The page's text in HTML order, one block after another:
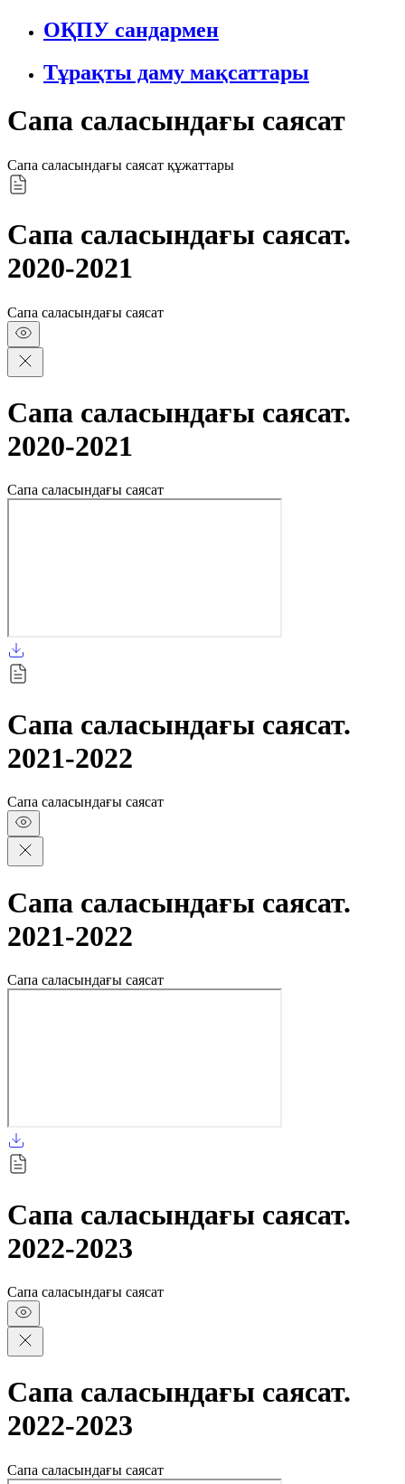
ОҚПУ сандармен
Тұрақты даму мақсаттары
Сапа саласындағы саясат
Сапа саласындағы саясат құжаттары
Сапа саласындағы саясат.
2020-2021
Сапа саласындағы саясат
Сапа саласындағы саясат.
2020-2021
Сапа саласындағы саясат
Сапа саласындағы саясат.
2021-2022
Сапа саласындағы саясат
Сапа саласындағы саясат.
2021-2022
Сапа саласындағы саясат
Сапа саласындағы саясат.
2022-2023
Сапа саласындағы саясат
Сапа саласындағы саясат.
2022-2023
Сапа саласындағы саясат